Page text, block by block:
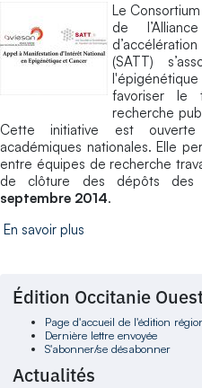
Le
de
(SATT)
favoriser le
recherche
Cette initiative est
académiques nationales. Elle
entre équipes de recherche
de clôture des dépôts des
septembre 2014.
En savoir plus
Édition Occitanie
Page d'accueil de l'édition
Dernière lettre envoyée
S'abonner/se désabonner
Actualités